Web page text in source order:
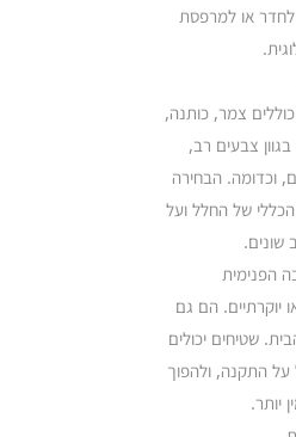
לחדר או למרפסת
צמר, כותנה,
צבעים רב,
וכדומה. הבחירה
של החלל ועל
שונים.
הפנימית
יוקרתיים. הם גם
שטיחים יכולים
על התקנה, ולהפוך
יותר.